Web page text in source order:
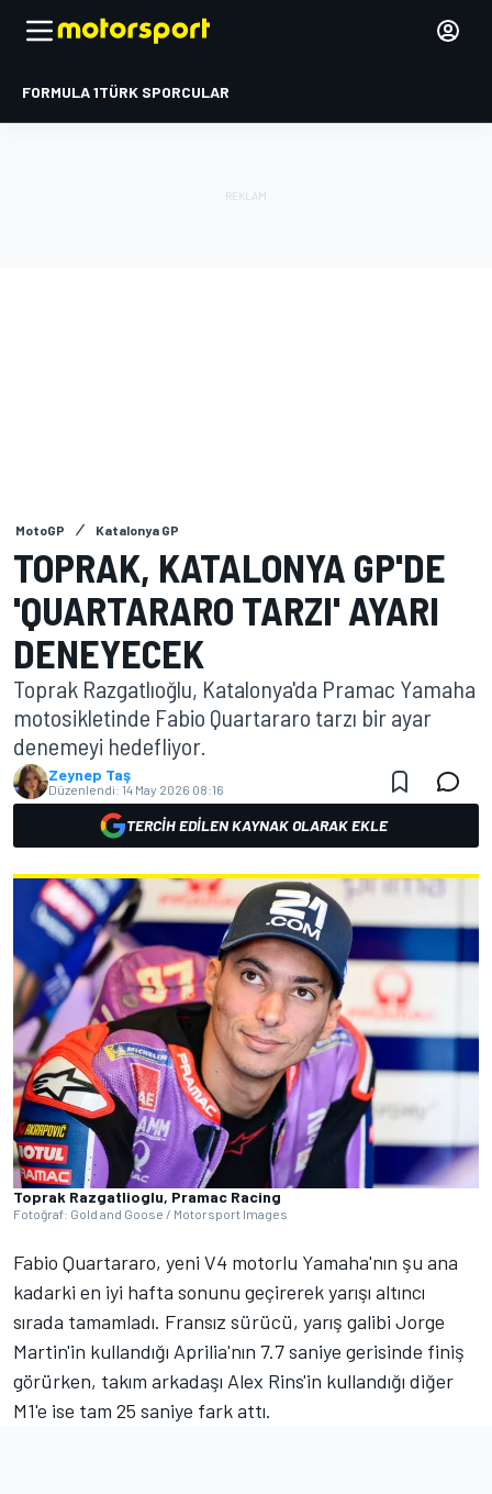
FORMULA 1TÜRK SPORCULAR
MotoGP Katalonya GP
TOPRAK, KATALONYA GP'DE
'QUARTARARO TARZI' AYARI
DENEYECEK
Toprak Razgatlıoğlu, Katalonya'da Pramac Yamaha
motosikletinde Fabio Quartararo tarzı bir ayar
denemeyi hedefliyor.
Zeynep Taş
Düzenlendi: 14 May 2026 08:16
TERCIH EDILEN KAYNAK OLARAK EKLE
Toprak Razgatlioglu, Pramac Racing
Fotoğraf: Gold and Goose / Motorsport Images
Fabio Quartararo, yeni V4 motorlu Yamaha'nın şu ana
kadarki en iyi hafta sonunu geçirerek yarışı altıncı
sırada tamamladı. Fransız sürücü, yarış galibi Jorge
Martin'in kullandığı Aprilia'nın 7.7 saniye gerisinde finiş
görürken, takım arkadaşı Alex Rins'in kullandığı diğer
M1'e ise tam 25 saniye fark attı.